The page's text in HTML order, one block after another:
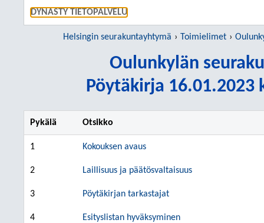
DYNASTY TIETOPALVELU
Helsingin seurakuntayhtymä Toimielimet
Oulunkylän
Pöytäkirja 16.01.2023
Pykälä Otsikko
1 Kokouksen avaus
2 Laillisuus ja päätösvaltaisuus
3 Pöytäkirjan tarkastajat
4 Esityslistan hyväksyminen